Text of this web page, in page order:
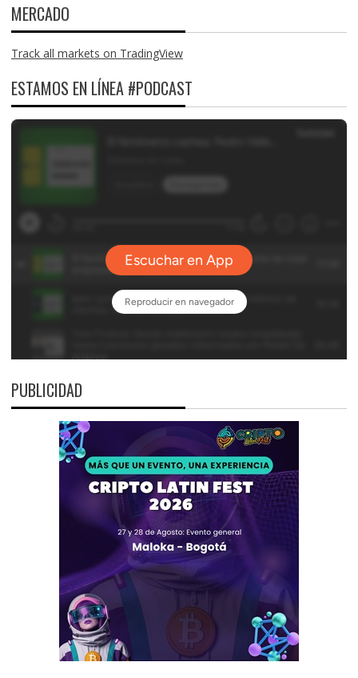
MERCADO
Track all markets on TradingView
ESTAMOS EN LÍNEA #PODCAST
PUBLICIDAD